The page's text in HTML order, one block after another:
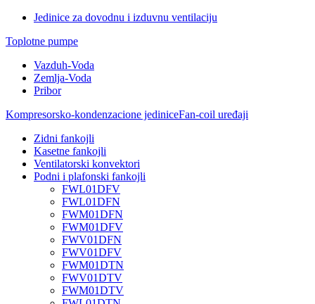
Jedinice za dovodnu i izduvnu ventilaciju
Toplotne pumpe
Vazduh-Voda
Zemlja-Voda
Pribor
Kompresorsko-kondenzacione jediniceFan-coil uređaji
Zidni fankojli
Kasetne fankojli
Ventilatorski konvektori
Podni i plafonski fankojli
FWL01DFV
FWL01DFN
FWM01DFN
FWM01DFV
FWV01DFN
FWV01DFV
FWM01DTN
FWV01DTV
FWM01DTV